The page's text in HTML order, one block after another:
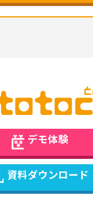
デモ体験
資料ダウンロード